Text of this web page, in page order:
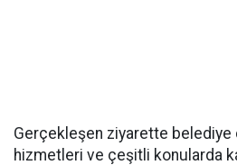
Gerçekleşen ziyarette belediye
hizmetleri ve çeşitli konularda